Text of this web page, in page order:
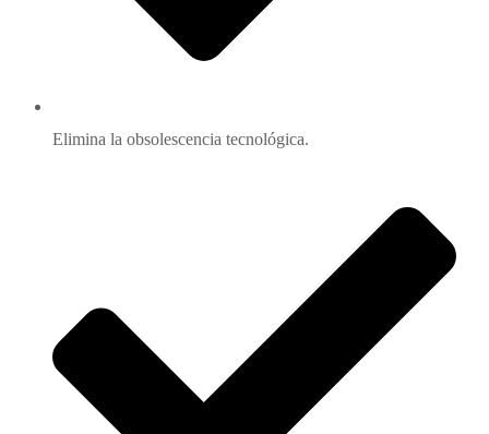
Elimina la obsolescencia tecnológica.